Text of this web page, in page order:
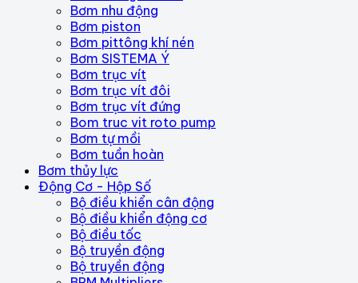
Bơm nhu động
Bơm piston
Bơm pittông khí nén
Bơm SISTEMA Ý
Bơm trục vít
Bơm trục vít đôi
Bơm trục vít đứng
Bom truc vit roto pump
Bơm tự mồi
Bơm tuần hoàn
Bơm thủy lực
Động Cơ - Hộp Số
Bộ điều khiển cân động
Bộ điều khiển động cơ
Bộ điều tốc
Bộ truyền động
Bộ truyền động